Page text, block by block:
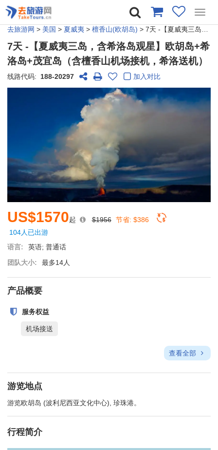
去旅游网 > 美国 > 夏威夷 > 檀香山(欧胡岛) > 7天 -【夏威夷三岛，含希洛岛观星】欧胡岛+希洛岛+茂宜岛（含檀香山机场接机，希洛送机）
7天 -【夏威夷三岛，含希洛岛观星】欧胡岛+希
洛岛+茂宜岛（含檀香山机场接机，希洛送机）
线路代码: 188-20297 加入对比
US$1570起 $1956 节省: $386
104人已出游
语言:
英语; 普通话
团队大小:
最多14人
产品概要
服务权益
机场接送
查看全部
游览地点
游览欧胡岛 (波利尼西亚文化中心), 珍珠港。
行程简介